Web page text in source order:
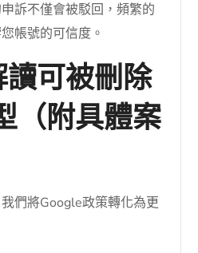
訴不僅會被駁回，頻繁的
帳號的可信度。
可被刪除
（附具體案
們將Google政策轉化為更